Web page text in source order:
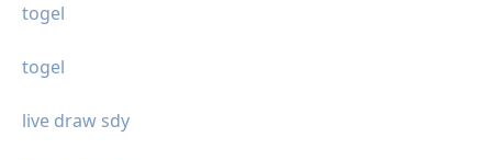
togel
togel
live draw sdy